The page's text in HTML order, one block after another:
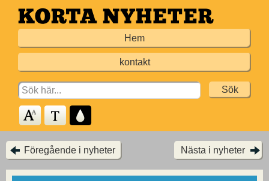
Hoppa
till
Hem
kontakt
Search
for:
Föregående i nyheter Nästa i nyheter